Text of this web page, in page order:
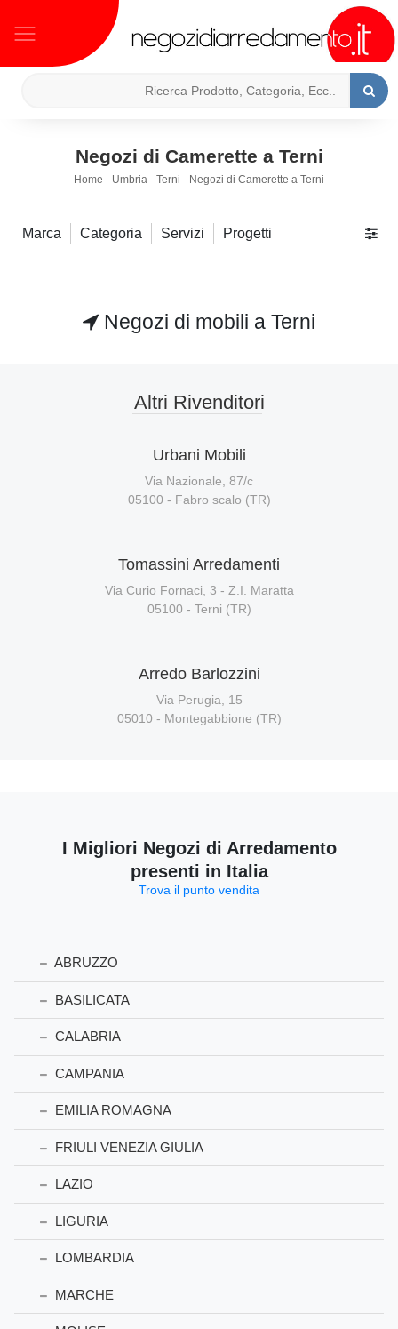
Negozi di Camerette a Terni
Home - Umbria - Terni - Negozi di Camerette a Terni
Marca Categoria Servizi Progetti
Negozi di mobili a Terni
Altri Rivenditori
Urbani Mobili
Via Nazionale, 87/c
05100 - Fabro scalo (TR)
Tomassini Arredamenti
Via Curio Fornaci, 3 - Z.I. Maratta
05100 - Terni (TR)
Arredo Barlozzini
Via Perugia, 15
05010 - Montegabbione (TR)
I Migliori Negozi di Arredamento
presenti in Italia
Trova il punto vendita
ABRUZZO
BASILICATA
CALABRIA
CAMPANIA
EMILIA ROMAGNA
FRIULI VENEZIA GIULIA
LAZIO
LIGURIA
LOMBARDIA
MARCHE